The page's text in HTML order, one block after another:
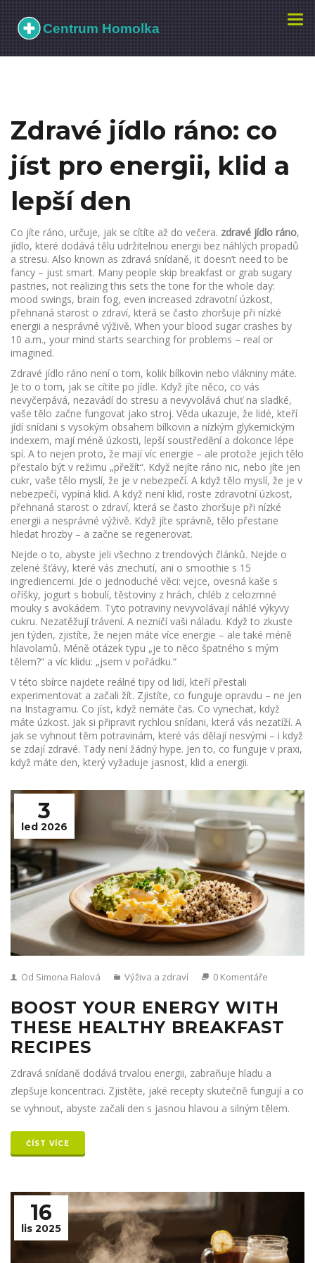
Zdravé jídlo ráno: co
jíst pro energii, klid a
lepší den
Co jíte ráno, určuje, jak se cítíte až do večera. zdravé jídlo ráno,
jídlo, které dodává tělu udržitelnou energii bez náhlých propadů
a stresu. Also known as zdravá snídaně, it doesn’t need to be
fancy – just smart. Many people skip breakfast or grab sugary
pastries, not realizing this sets the tone for the whole day:
mood swings, brain fog, even increased zdravotní úzkost,
přehnaná starost o zdraví, která se často zhoršuje při nízké
energii a nesprávné výživě. When your blood sugar crashes by
10 a.m., your mind starts searching for problems – real or
imagined.
Zdravé jídlo ráno není o tom, kolik bílkovin nebo vlákniny máte.
Je to o tom, jak se cítíte po jídle. Když jíte něco, co vás
nevyčerpává, nezavádí do stresu a nevyvolává chuť na sladké,
vaše tělo začne fungovat jako stroj. Věda ukazuje, že lidé, kteří
jídí snídani s vysokým obsahem bílkovin a nízkým glykemickým
indexem, mají méně úzkosti, lepší soustředění a dokonce lépe
spí. A to nejen proto, že mají víc energie – ale protože jejich tělo
přestalo být v režimu „přežít“. Když nejíte ráno nic, nebo jíte jen
cukr, vaše tělo myslí, že je v nebezpečí. A když tělo myslí, že je v
nebezpečí, vypíná klid. A když není klid, roste zdravotní úzkost,
přehnaná starost o zdraví, která se často zhoršuje při nízké
energii a nesprávné výživě. Když jíte správně, tělo přestane
hledat hrozby – a začne se regenerovat.
Nejde o to, abyste jeli všechno z trendových článků. Nejde o
zelené šťávy, které vás znechutí, ani o smoothie s 15
ingrediencemi. Jde o jednoduché věci: vejce, ovesná kaše s
oříšky, jogurt s bobulí, těstoviny z hrách, chléb z celozrnné
mouky s avokádem. Tyto potraviny nevyvolávají náhlé výkyvy
cukru. Nezatěžují trávení. A nezničí vaši náladu. Když to zkuste
jen týden, zjistíte, že nejen máte více energie – ale také méně
hlavolamů. Méně otázek typu „je to něco špatného s mým
tělem?“ a víc klidu: „jsem v pořádku.“
V této sbírce najdete reálné tipy od lidí, kteří přestali
experimentovat a začali žít. Zjistíte, co funguje opravdu – ne jen
na Instagramu. Co jíst, když nemáte čas. Co vynechat, když
máte úzkost. Jak si připravit rychlou snídani, která vás nezatíží. A
jak se vyhnout těm potravinám, které vás dělají nesvými – i když
se zdají zdravé. Tady není žádný hype. Jen to, co funguje v praxi,
když máte den, který vyžaduje jasnost, klid a energii.
3
led 2026
Od Simona Fialová Výživa a zdraví 0 Komentáře
BOOST YOUR ENERGY WITH
THESE HEALTHY BREAKFAST
RECIPES
Zdravá snídaně dodává trvalou energii, zabraňuje hladu a
zlepšuje koncentraci. Zjistěte, jaké recepty skutečně fungují a co
se vyhnout, abyste začali den s jasnou hlavou a silným tělem.
ČÍST VÍCE
16
lis 2025